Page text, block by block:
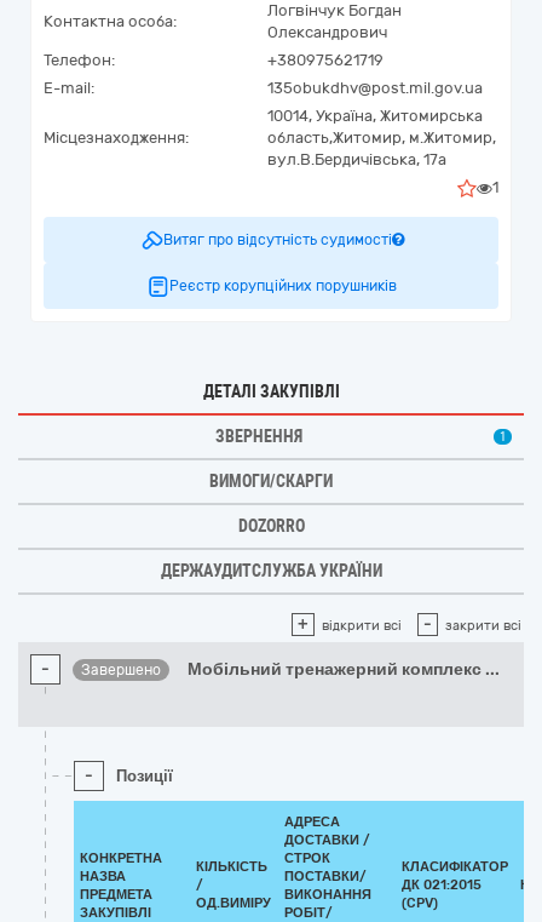
Контактна особа:
Логвінчук Богдан
Олександрович
Телефон:
+380975621719
E-mail:
135obukdhv@post.mil.gov.ua
Місцезнаходження:
10014, Україна, Житомирська
область,Житомир, м.Житомир,
вул.В.Бердичівська, 17а
1
Витяг про відсутність судимості
Реєстр корупційних порушників
ДЕТАЛІ ЗАКУПІВЛІ
ЗВЕРНЕННЯ 1
ВИМОГИ/СКАРГИ
DOZORRO
ДЕРЖАУДИТСЛУЖБА УКРАЇНИ
+ відкрити всі - закрити всі
- Завершено Мобільний тренажерний комплекс ...
- Позиції
КОНКРЕТНА
НАЗВА
ПРЕДМЕТА
ЗАКУПІВЛІ
КІЛЬКІСТЬ
/
ОД.ВИМІРУ
АДРЕСА
ДОСТАВКИ /
СТРОК
ПОСТАВКИ/
ВИКОНАННЯ
РОБІТ/
КЛАСИФІКАТОР
ДК 021:2015
(CPV)